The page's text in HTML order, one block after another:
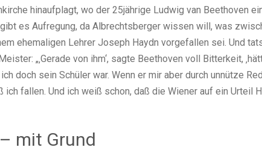
hinaufplagt, wo der 25jährige Ludwig van Beethoven
es Aufregung, da Albrechtsberger wissen will, was
ehemaligen Lehrer Joseph Haydn vorgefallen sei. Und
„‚Gerade von ihm‘, sagte Beethoven voll Bitterkeit,
doch sein Schüler war. Wenn er mir aber durch unnütze
fallen. Und ich weiß schon, daß die Wiener auf ein Urteil
mit Grund